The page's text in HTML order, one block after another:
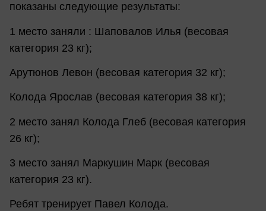
показаны следующие результаты:
1 место заняли : Шаповалов Илья (весовая
категория 23 кг);
Арутюнов Левон (весовая категория 32 кг);
Колода Ярослав (весовая категория 38 кг);
2 место занял Колода Глеб (весовая категория
26 кг);
3 место занял Маркушин Марк (весовая
категория 23 кг).
Ребят тренирует Павел Колода.